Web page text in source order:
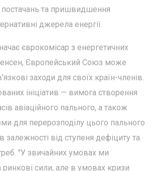
та пришвидшення
джерела енергії.
єврокомісар з енергетичних
Європейський Союз може
заходи для своїх країн-членів.
ініціатив — вимога створення
авіаційного пального, а також
для перерозподілу цього пального
від ступеня дефіциту та
"У звичайних умовах ми
сили, але в умовах кризи